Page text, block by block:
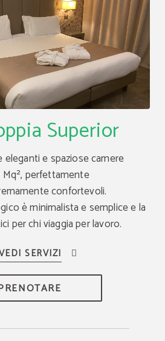
Superior
e spaziose camere
perfettamente
confortevoli.
è minimalista e semplice e la
per chi viaggia per lavoro.